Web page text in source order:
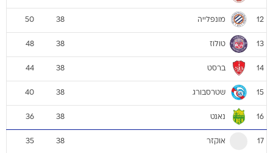
12 מונפלייה 38
50
13 טולוז 38
48
14 ברסט 38
44
15 שטרסבורג 38
40
16 נאנט 38
36
17 אוקזר 38
35